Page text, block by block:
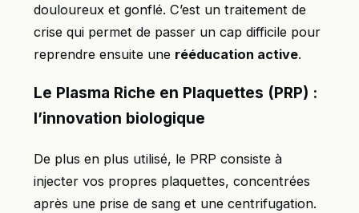
douloureux et gonflé. C’est un traitement de
crise qui permet de passer un cap difficile pour
reprendre ensuite une rééducation active.
Le Plasma Riche en Plaquettes (PRP) :
l’innovation biologique
De plus en plus utilisé, le PRP consiste à
injecter vos propres plaquettes, concentrées
après une prise de sang et une centrifugation.